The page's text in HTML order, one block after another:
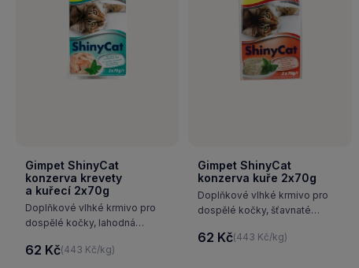
Gimpet ShinyCat
konzerva krevety
a kuřecí 2x70g
Doplňkové vlhké krmivo pro
dospělé kočky, lahodná
která potěší jejich mlsné
62 Kč(443 Kč/kg)
Gimpet ShinyCat
konzerva kuře 2x70g
Doplňkové vlhké krmivo pro
dospělé kočky, šťavnaté
kuřete v želé přesvědčí vaši
62 Kč(443 Kč/kg)